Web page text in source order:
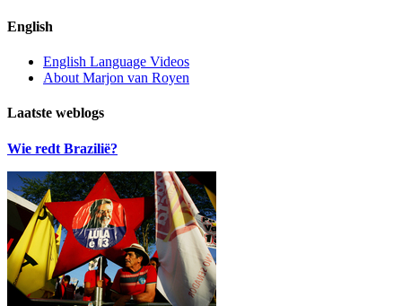
English
English Language Videos
About Marjon van Royen
Laatste weblogs
Wie redt Brazilië?